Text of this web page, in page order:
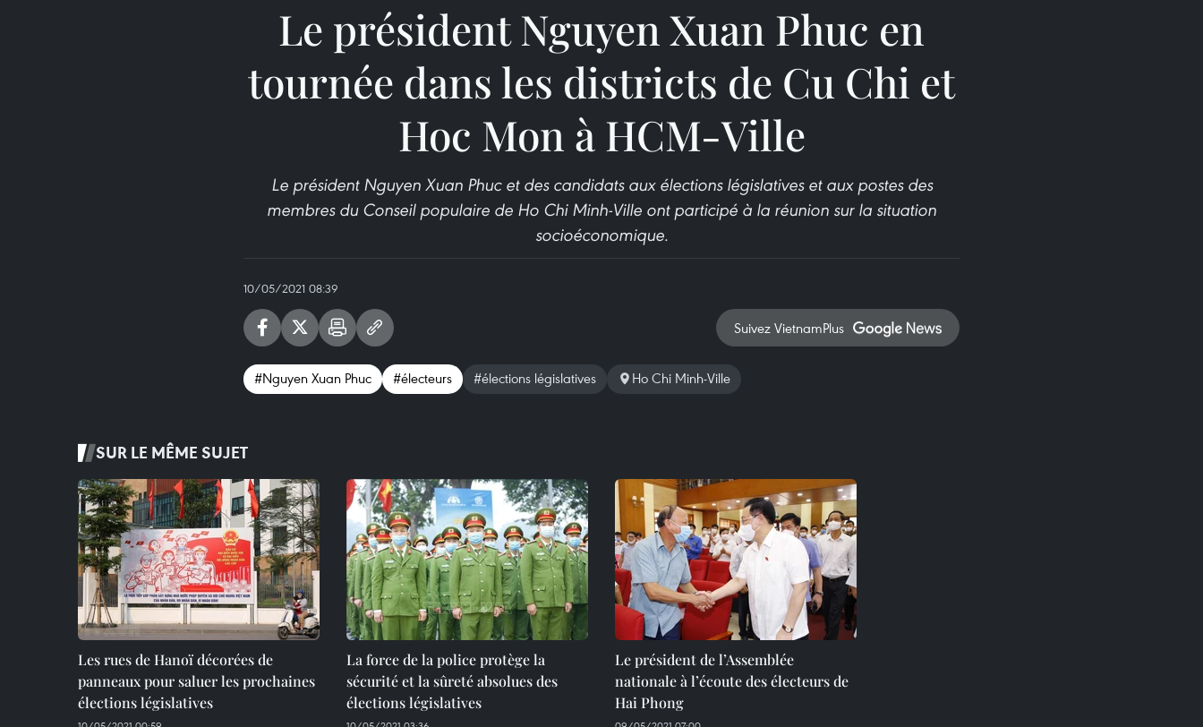
Le président Nguyen Xuan Phuc en
tournée dans les districts de Cu Chi et
Hoc Mon à HCM-Ville
Le président Nguyen Xuan Phuc et des candidats aux élections législatives et aux postes des
membres du Conseil populaire de Ho Chi Minh-Ville ont participé à la réunion sur la situation
socioéconomique.
10/05/2021 08:39
Suivez VietnamPlus
#Nguyen Xuan Phuc #électeurs #élections législatives Ho Chi Minh-Ville
SUR LE MÊME SUJET
Les rues de Hanoï décorées de
panneaux pour saluer les prochaines
élections législatives
La force de la police protège la
sécurité et la sûreté absolues des
élections législatives
Le président de l’Assemblée
nationale à l’écoute des électeurs de
Hai Phong